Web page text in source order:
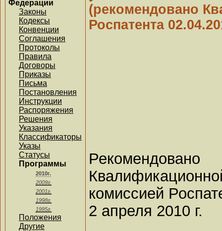
Федерации
Законы
Кодексы
Конвенции
Соглашения
Протоколы
Правила
Договоры
Приказы
Письма
Постановления
Инструкции
Распоряжения
Решения
Указания
Классификаторы
Указы
Статусы
Программы
2010г.
2009г.
2001г.
1998г.
1995г.
Положения
Другие
(рекомендовано
Роспатента
Рекомендовано
комиссией
2 апреля 2010 г.